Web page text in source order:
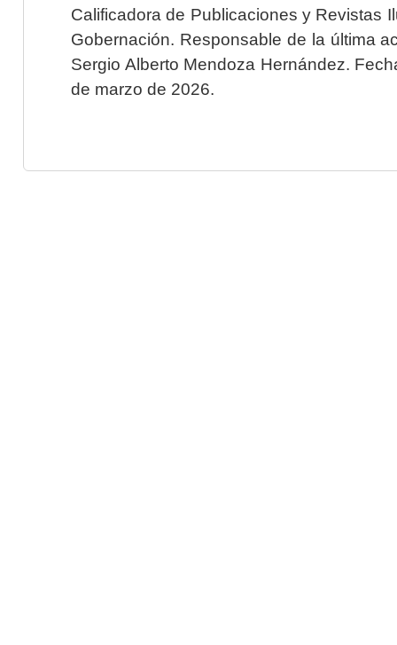
Calificadora de Publicaciones y Revistas
Gobernación. Responsable de la última
Sergio Alberto Mendoza Hernández.
de marzo de 2026.